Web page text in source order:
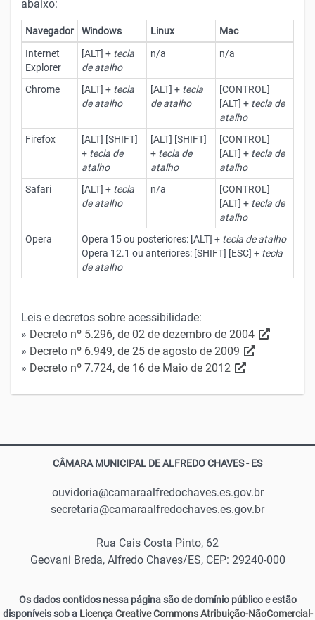
abaixo:
Navegador Windows Linux
Mac
Internet
Explorer
[ALT] + tecla
de atalho
n/a n/a
Chrome [ALT] + tecla
de atalho
[ALT] + tecla
de atalho
[CONTROL]
[ALT] + tecla de
atalho
Firefox
[ALT] [SHIFT]
+ tecla de
atalho
[ALT] [SHIFT]
+ tecla de
atalho
[CONTROL]
[ALT] + tecla de
atalho
Safari
[ALT] + tecla
de atalho
n/a
[CONTROL]
[ALT] + tecla de
atalho
Opera
Opera 15 ou posteriores: [ALT] + tecla de atalho
Opera 12.1 ou anteriores: [SHIFT] [ESC] + tecla
de atalho
Leis e decretos sobre acessibilidade:
» Decreto nº 5.296, de 02 de dezembro de 2004
» Decreto nº 6.949, de 25 de agosto de 2009
» Decreto nº 7.724, de 16 de Maio de 2012
CÂMARA MUNICIPAL DE ALFREDO CHAVES - ES
ouvidoria@camaraalfredochaves.es.gov.br
secretaria@camaraalfredochaves.es.gov.br
Rua Cais Costa Pinto, 62
Geovani Breda, Alfredo Chaves/ES, CEP: 29240-000
Os dados contidos nessa página são de domínio público e estão
disponíveis sob a Licença Creative Commons Atribuição-NãoComercial-